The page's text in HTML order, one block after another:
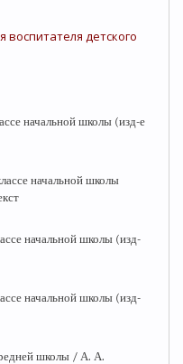
детского
начальной школы (изд-е
начальной школы
начальной школы (изд-
начальной школы (изд-
школы / А. А.